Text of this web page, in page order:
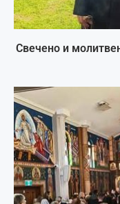
Свечено и